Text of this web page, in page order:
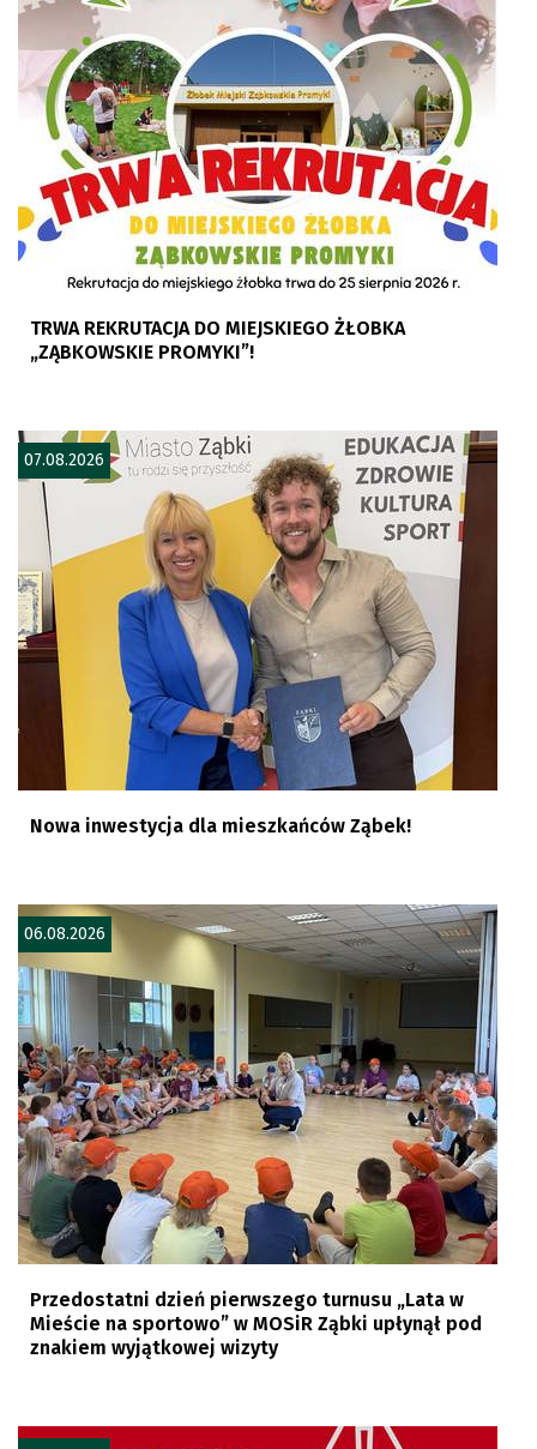
TRWA REKRUTACJA DO MIEJSKIEGO ŻŁOBKA
„ZĄBKOWSKIE PROMYKI”!
07.08.2026
Nowa inwestycja dla mieszkańców Ząbek!
06.08.2026
Przedostatni dzień pierwszego turnusu „Lata w
Mieście na sportowo” w MOSiR Ząbki upłynął pod
znakiem wyjątkowej wizyty